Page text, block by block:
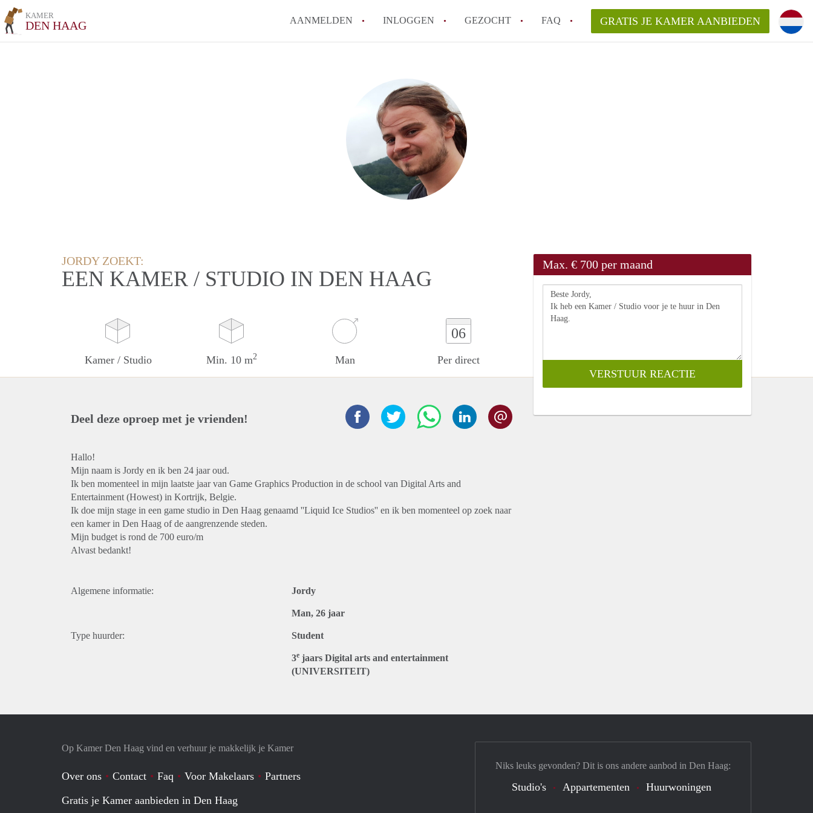
KAMER
DEN HAAG AANMELDEN INLOGGEN GEZOCHT FAQ
Hoeveel kost het om te reageren op een Kamer in Den Haag?
Wat is de privacyverklaring van KamerDenHaag?
Berekent KamerDenHaag makelaarsvergoeding/bemiddelingsvergoeding?
Alle veelgestelde vragen
GRATIS JE KAMER AANBIEDEN
JORDY ZOEKT:
EEN KAMER / STUDIO IN DEN HAAG
Kamer / Studio Min. 10 m2 Man
06
Per direct
Max. € 700 per maand
Deel deze oproep met je vrienden!
Hallo!
Mijn naam is Jordy en ik ben 24 jaar oud.
Ik ben momenteel in mijn laatste jaar van Game Graphics Production in de school van Digital Arts and
Entertainment (Howest) in Kortrijk, Belgie.
Ik doe mijn stage in een game studio in Den Haag genaamd ''Liquid Ice Studios'' en ik ben momenteel op zoek naar
een kamer in Den Haag of de aangrenzende steden.
Mijn budget is rond de 700 euro/m
Alvast bedankt!
Algemene informatie: Jordy
Man, 26 jaar
Type huurder: Student
3e jaars Digital arts and entertainment
(UNIVERSITEIT)
Op Kamer Den Haag vind en verhuur je makkelijk je Kamer
Over ons Contact Faq Voor Makelaars
Partners
Gratis je Kamer aanbieden in Den Haag
Niks leuks gevonden? Dit is ons andere aanbod in Den Haag:
Studio's Appartementen Huurwoningen